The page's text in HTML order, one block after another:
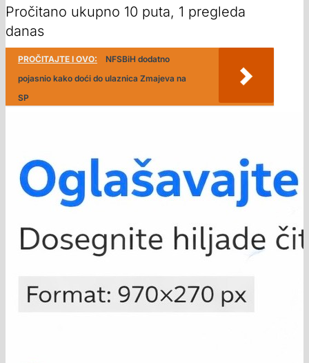
Pročitano ukupno 10 puta, 1 pregleda
danas
PROČITAJTE I OVO:
NFSBiH dodatno
pojasnio kako doći do ulaznica Zmajeva na
SP